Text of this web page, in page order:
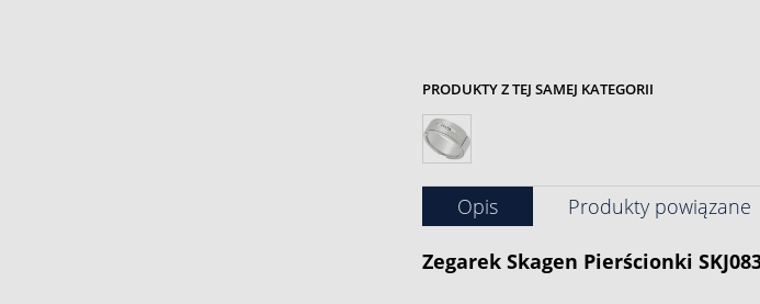
PRODUKTY Z TEJ SAMEJ KATEGORII
Opis Produkty powiązane
Zegarek Skagen Pierścionki